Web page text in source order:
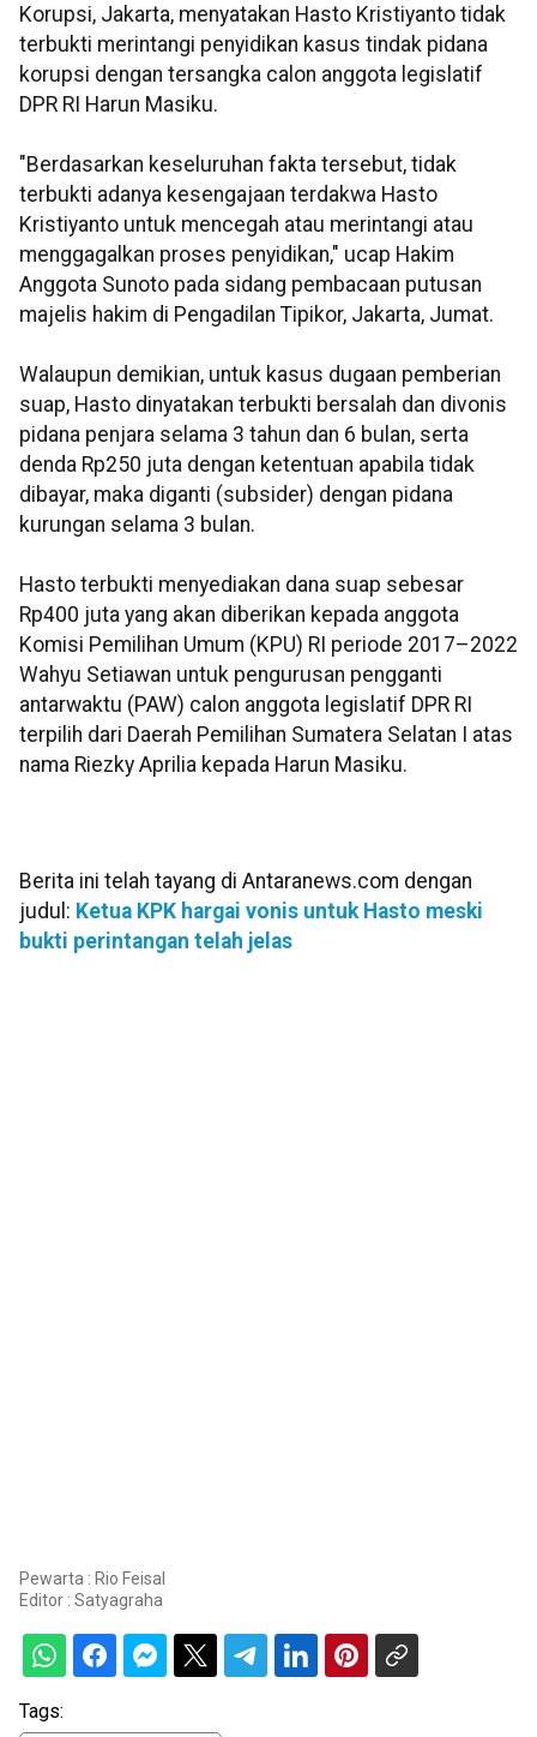
Korupsi, Jakarta, menyatakan Hasto Kristiyanto tidak
terbukti merintangi penyidikan kasus tindak pidana
korupsi dengan tersangka calon anggota legislatif
DPR RI Harun Masiku.
"Berdasarkan keseluruhan fakta tersebut, tidak
terbukti adanya kesengajaan terdakwa Hasto
Kristiyanto untuk mencegah atau merintangi atau
menggagalkan proses penyidikan," ucap Hakim
Anggota Sunoto pada sidang pembacaan putusan
majelis hakim di Pengadilan Tipikor, Jakarta, Jumat.
Walaupun demikian, untuk kasus dugaan pemberian
suap, Hasto dinyatakan terbukti bersalah dan divonis
pidana penjara selama 3 tahun dan 6 bulan, serta
denda Rp250 juta dengan ketentuan apabila tidak
dibayar, maka diganti (subsider) dengan pidana
kurungan selama 3 bulan.
Hasto terbukti menyediakan dana suap sebesar
Rp400 juta yang akan diberikan kepada anggota
Komisi Pemilihan Umum (KPU) RI periode 2017–2022
Wahyu Setiawan untuk pengurusan pengganti
antarwaktu (PAW) calon anggota legislatif DPR RI
terpilih dari Daerah Pemilihan Sumatera Selatan I atas
nama Riezky Aprilia kepada Harun Masiku.
Berita ini telah tayang di Antaranews.com dengan
judul: Ketua KPK hargai vonis untuk Hasto meski
bukti perintangan telah jelas
Pewarta : Rio Feisal
Editor : Satyagraha
Tags: